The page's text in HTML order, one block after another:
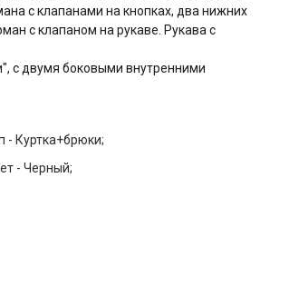
с клапанами на кнопках, два нижних
с клапаном на рукаве. Рукава с
с двумя боковыми внутренними
- Куртка+брюки;
-Черный;